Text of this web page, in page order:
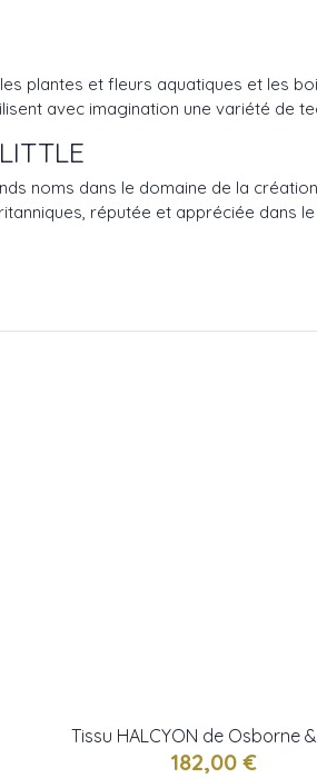
plantes et fleurs aquatiques et les
avec imagination une variété de
noms dans le domaine de la
réputée et appréciée dans
Tissu HALCYON de Osborne
182,00 €